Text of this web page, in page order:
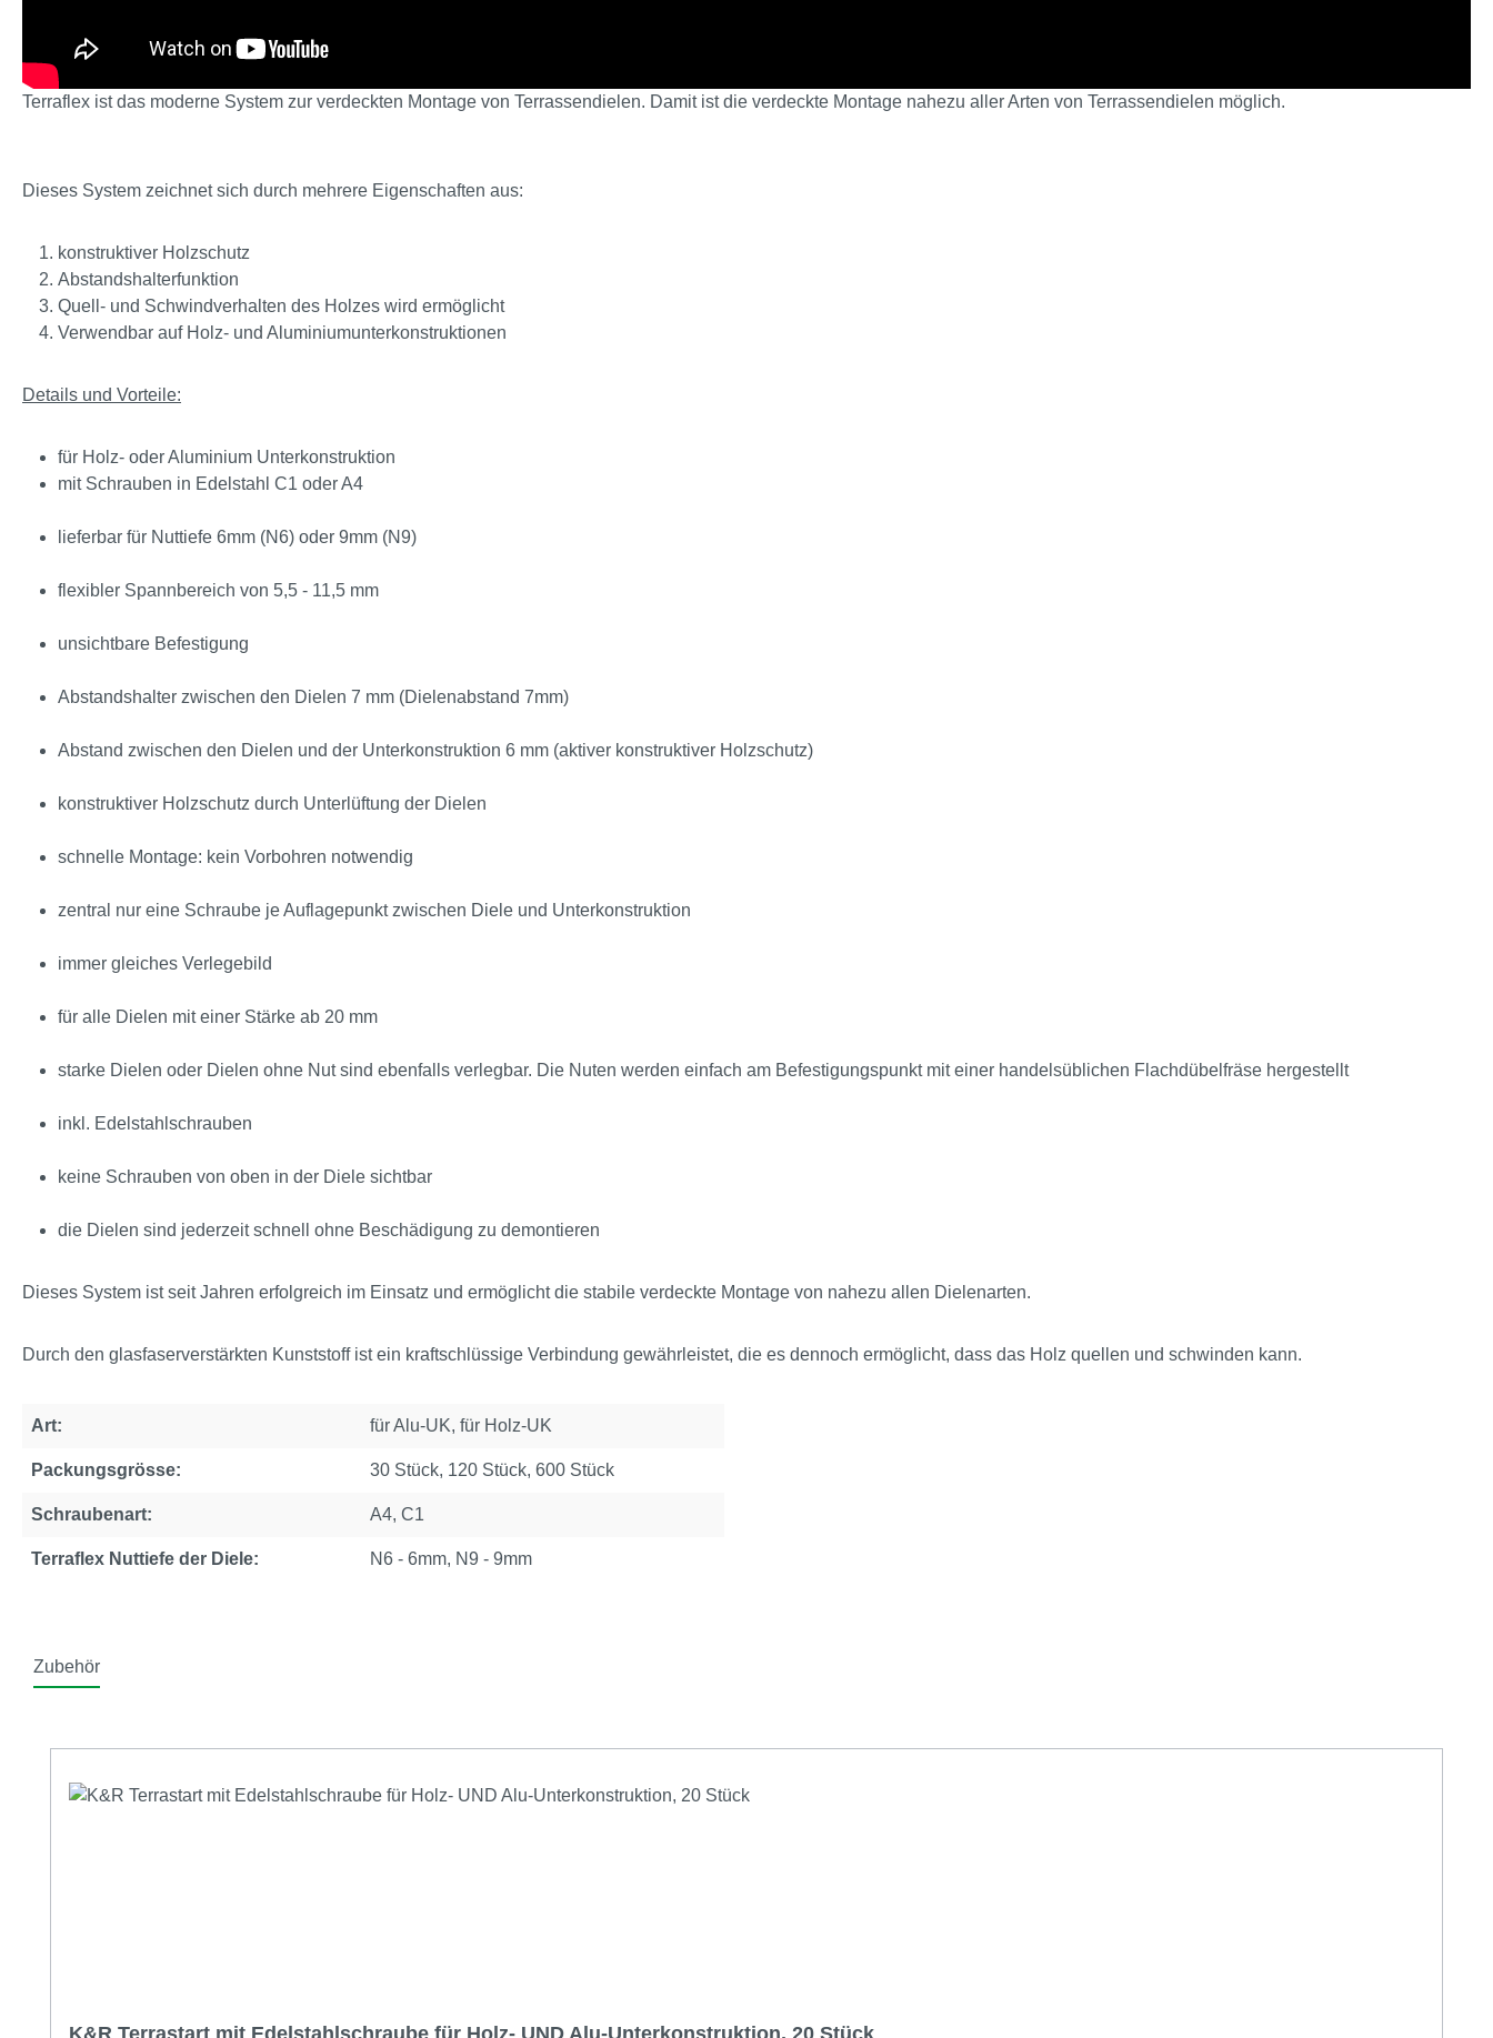
Terraflex ist das moderne System zur verdeckten Montage von Terrassendielen. Damit ist die verdeckte Montage nahezu aller Arten von Terrassendielen möglich.
Dieses System zeichnet sich durch mehrere Eigenschaften aus:
konstruktiver Holzschutz
Abstandshalterfunktion
Quell- und Schwindverhalten des Holzes wird ermöglicht
Verwendbar auf Holz- und Aluminiumunterkonstruktionen
Details und Vorteile:
für Holz- oder Aluminium Unterkonstruktion
mit Schrauben in Edelstahl C1 oder A4
lieferbar für Nuttiefe 6mm (N6) oder 9mm (N9)
flexibler Spannbereich von 5,5 - 11,5 mm
unsichtbare Befestigung
Abstandshalter zwischen den Dielen 7 mm (Dielenabstand 7mm)
Abstand zwischen den Dielen und der Unterkonstruktion 6 mm (aktiver konstruktiver Holzschutz)
konstruktiver Holzschutz durch Unterlüftung der Dielen
schnelle Montage: kein Vorbohren notwendig
zentral nur eine Schraube je Auflagepunkt zwischen Diele und Unterkonstruktion
immer gleiches Verlegebild
für alle Dielen mit einer Stärke ab 20 mm
starke Dielen oder Dielen ohne Nut sind ebenfalls verlegbar. Die Nuten werden einfach am Befestigungspunkt mit einer handelsüblichen Flachdübelfräse hergestellt
inkl. Edelstahlschrauben
keine Schrauben von oben in der Diele sichtbar
die Dielen sind jederzeit schnell ohne Beschädigung zu demontieren
Dieses System ist seit Jahren erfolgreich im Einsatz und ermöglicht die stabile verdeckte Montage von nahezu allen Dielenarten.
Durch den glasfaserverstärkten Kunststoff ist ein kraftschlüssige Verbindung gewährleistet, die es dennoch ermöglicht, dass das Holz quellen und schwinden kann.
Art: für Alu-UK, für Holz-UK
Packungsgrösse: 30 Stück, 120 Stück, 600 Stück
Schraubenart: A4, C1
Terraflex Nuttiefe der Diele: N6 - 6mm, N9 - 9mm
Zubehör
K&R Terrastart mit Edelstahlschraube für Holz- UND Alu-Unterkonstruktion, 20 Stück